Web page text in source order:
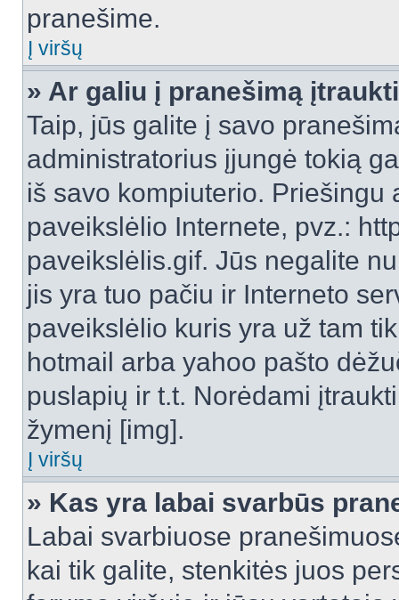
pranešime.
Į viršų
» Ar galiu į pranešimą
Taip, jūs galite į savo
administratorius įjungė tokią
iš savo kompiuterio.
paveikslėlio Internete, pvz.:
paveikslėlis.gif. Jūs negalite
jis yra tuo pačiu ir Interneto
paveikslėlio kuris yra už tam
hotmail arba yahoo pašto
puslapių ir t.t. Norėdami
žymenį [img].
Į viršų
» Kas yra labai svarbūs
Labai svarbiuose
kai tik galite, stenkitės juos